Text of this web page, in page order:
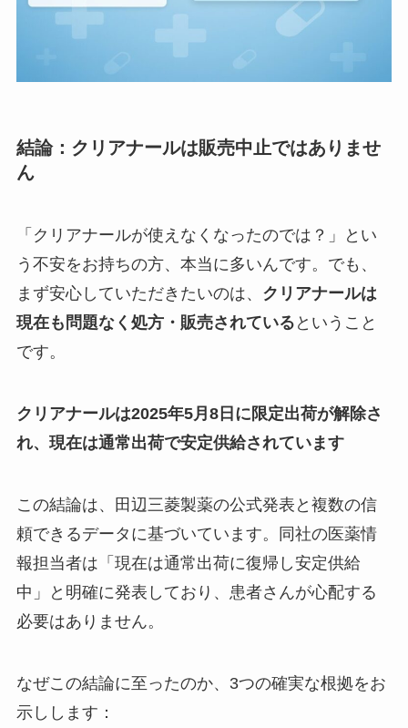
結論：クリアナールは販売中止ではありませ
ん
「クリアナールが使えなくなったのでは？」とい
う不安をお持ちの方、本当に多いんです。でも、
まず安心していただきたいのは、 クリアナールは
現在も問題なく処方・販売されている ということ
です。
クリアナールは2025年5月8日に限定出荷が解除さ
れ、現在は通常出荷で安定供給されています
この結論は、田辺三菱製薬の公式発表と複数の信
頼できるデータに基づいています。同社の医薬情
報担当者は「現在は通常出荷に復帰し安定供給
中」と明確に発表しており、患者さんが心配する
必要はありません。
なぜこの結論に至ったのか、3つの確実な根拠をお
示しします：